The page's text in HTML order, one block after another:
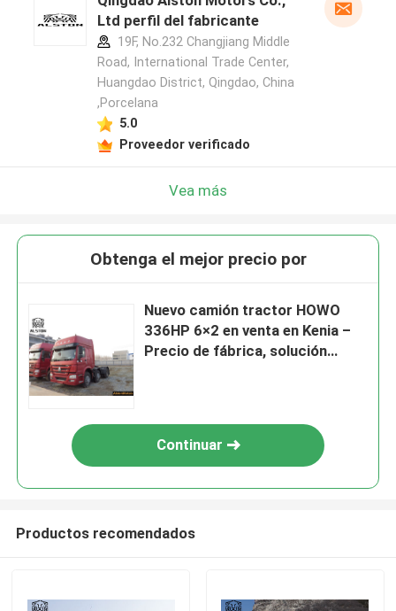
Ltd perfil del fabricante
19F, No.232 Changjiang Middle
Road, International Trade Center,
Huangdao District, Qingdao, China
,Porcelana
5.0
Proveedor verificado
Vea más
Obtenga el mejor precio por
Nuevo camión tractor HOWO
336HP 6×2 en venta en Kenia –
Precio de fábrica, solución
Continuar
Productos recomendados